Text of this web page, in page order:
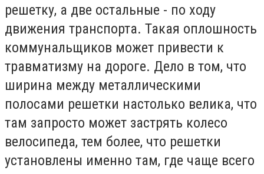
решетку, а две остальные - по ходу
движения транспорта. Такая оплошность
коммунальщиков может привести к
травматизму на дороге. Дело в том, что
ширина между металлическими
полосами решетки настолько велика, что
там запросто может застрять колесо
велосипеда, тем более, что решетки
установлены именно там, где чаще всего